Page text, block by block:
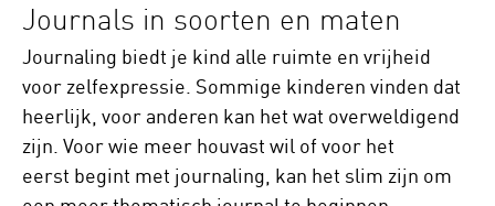
Journals in soorten en maten
Journaling biedt je kind alle ruimte en vrijheid
voor zelfexpressie. Sommige kinderen vinden dat
heerlijk, voor anderen kan het wat overweldigend
zijn. Voor wie meer houvast wil of voor het
eerst begint met journaling, kan het slim zijn om